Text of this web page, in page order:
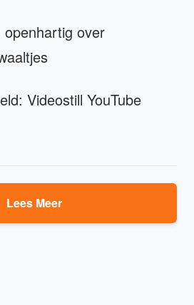
over
Videostill YouTube
Lees Meer